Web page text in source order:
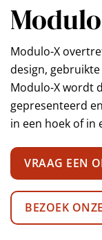
Modulo-X
design,
Modulo-X wordt
gepresenteerd
in een hoek of in
VRAAG EEN
BEZOEK